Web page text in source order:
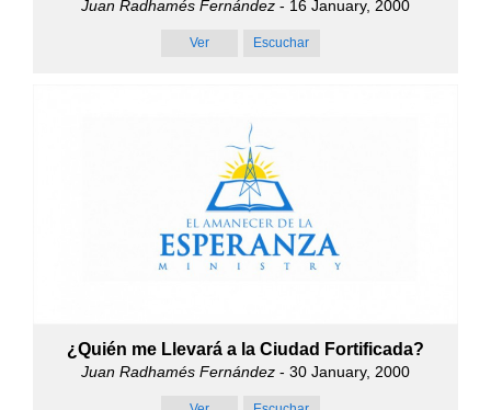
Juan Radhamés Fernández - 16 January, 2000
Ver Escuchar
¿Quién me Llevará a la Ciudad Fortificada?
Juan Radhamés Fernández - 30 January, 2000